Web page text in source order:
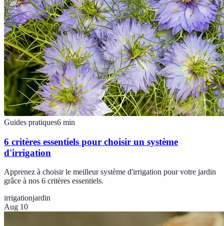
Guides pratiques6 min
6 critères essentiels pour choisir un système
d'irrigation
Apprenez à choisir le meilleur système d'irrigation pour votre jardin
grâce à nos 6 critères essentiels.
irrigationjardin
Aug 10